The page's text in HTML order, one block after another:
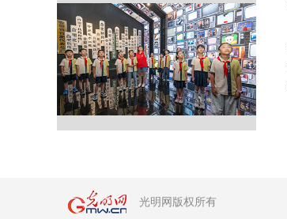
光明网版权所有